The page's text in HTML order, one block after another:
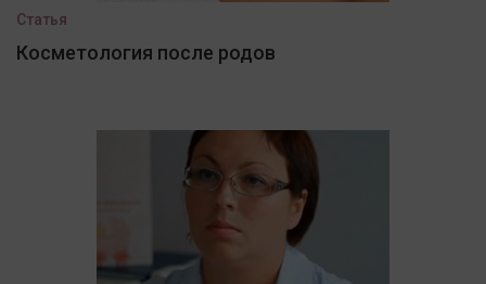
Статья
Косметология после родов